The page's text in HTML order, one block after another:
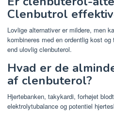
Clenbutrol
Lovlige alternativer er mildere, men
kombineres med en ordentlig kost
end ulovlig clenbuterol.
Hvad er de
af clenbuterol?
Hjertebanken, takykardi, forhøjet
elektrolytubalance og potentiel